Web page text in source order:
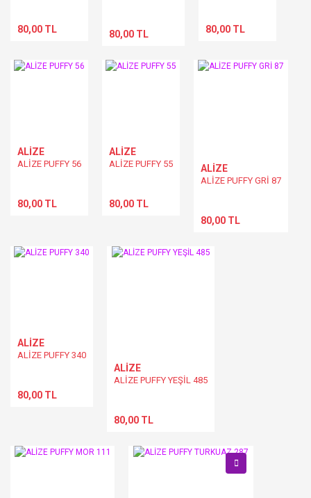
80,00 TL 80,00 TL 80,00 TL
ALİZE
ALİZE PUFFY 56
80,00 TL
ALİZE
ALİZE PUFFY 55
80,00 TL
ALİZE
ALİZE PUFFY GRİ 87
80,00 TL
ALİZE
ALİZE PUFFY 340
80,00 TL
ALİZE
ALİZE PUFFY YEŞİL 485
80,00 TL